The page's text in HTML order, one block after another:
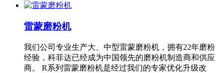
雷蒙磨粉机
我们公司专业生产大、中型雷蒙磨粉机，拥有22年磨粉
经验，科菲达已经成为中国领先的磨粉机制造商和供应
商。 R系列雷蒙磨粉机是经过我们的专家优化升级改